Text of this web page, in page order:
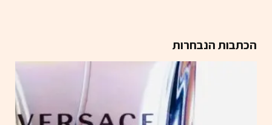
הכתבות הנבחרות